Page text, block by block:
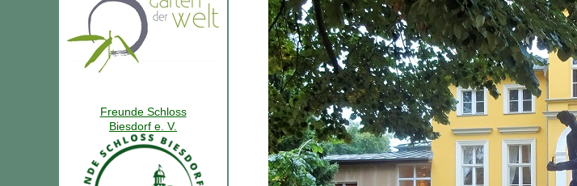
Freunde Schloss
Biesdorf e. V.